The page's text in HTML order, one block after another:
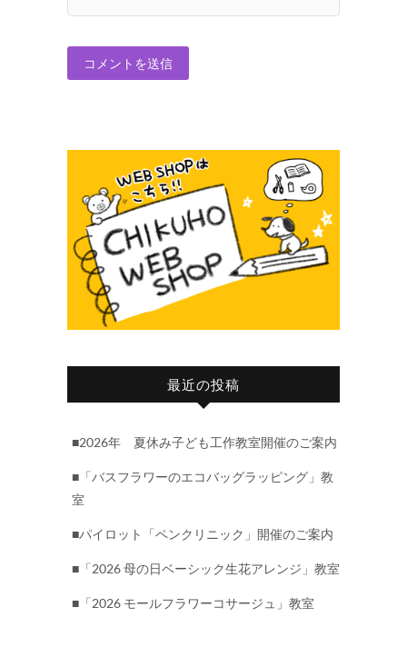
最近の投稿
■2026年 夏休み子ども工作教室開催のご案内
■「バスフラワーのエコバッグラッピング」教
室
■パイロット「ペンクリニック」開催のご案内
■「2026 母の日ベーシック生花アレンジ」教室
■「2026 モールフラワーコサージュ」教室